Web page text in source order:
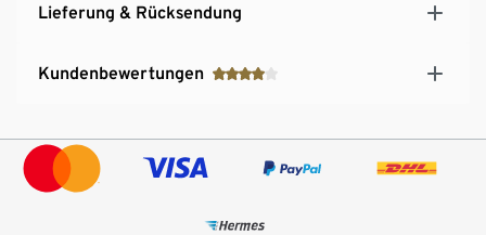
Lieferung & Rücksendung
Kundenbewertungen